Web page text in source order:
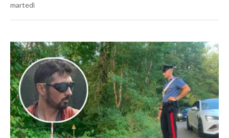
martedì